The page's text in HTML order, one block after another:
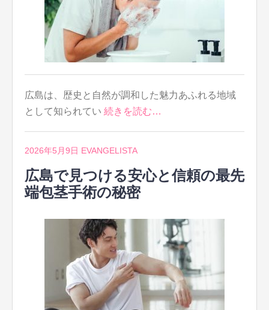
広島は、歴史と自然が調和した魅力あふれる地域
として知られてい 続きを読む…
2026年5月9日 EVANGELISTA
広島で見つける安心と信頼の最先
端包茎手術の秘密